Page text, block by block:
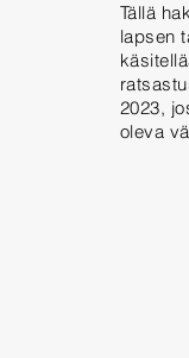
Tällä
lapsen
2023,
oleva